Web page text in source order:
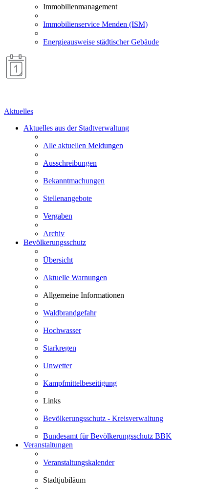
Immobilienmanagement
Immobilienservice Menden (ISM)
Energieausweise städtischer Gebäude
Aktuelles
Aktuelles aus der Stadtverwaltung
Alle aktuellen Meldungen
Ausschreibungen
Bekanntmachungen
Stellenangebote
Vergaben
Archiv
Bevölkerungsschutz
Übersicht
Aktuelle Warnungen
Allgemeine Informationen
Waldbrandgefahr
Hochwasser
Starkregen
Unwetter
Kampfmittelbeseitigung
Links
Bevölkerungsschutz - Kreisverwaltung
Bundesamt für Bevölkerungsschutz BBK
Veranstaltungen
Veranstaltungskalender
Stadtjubiläum